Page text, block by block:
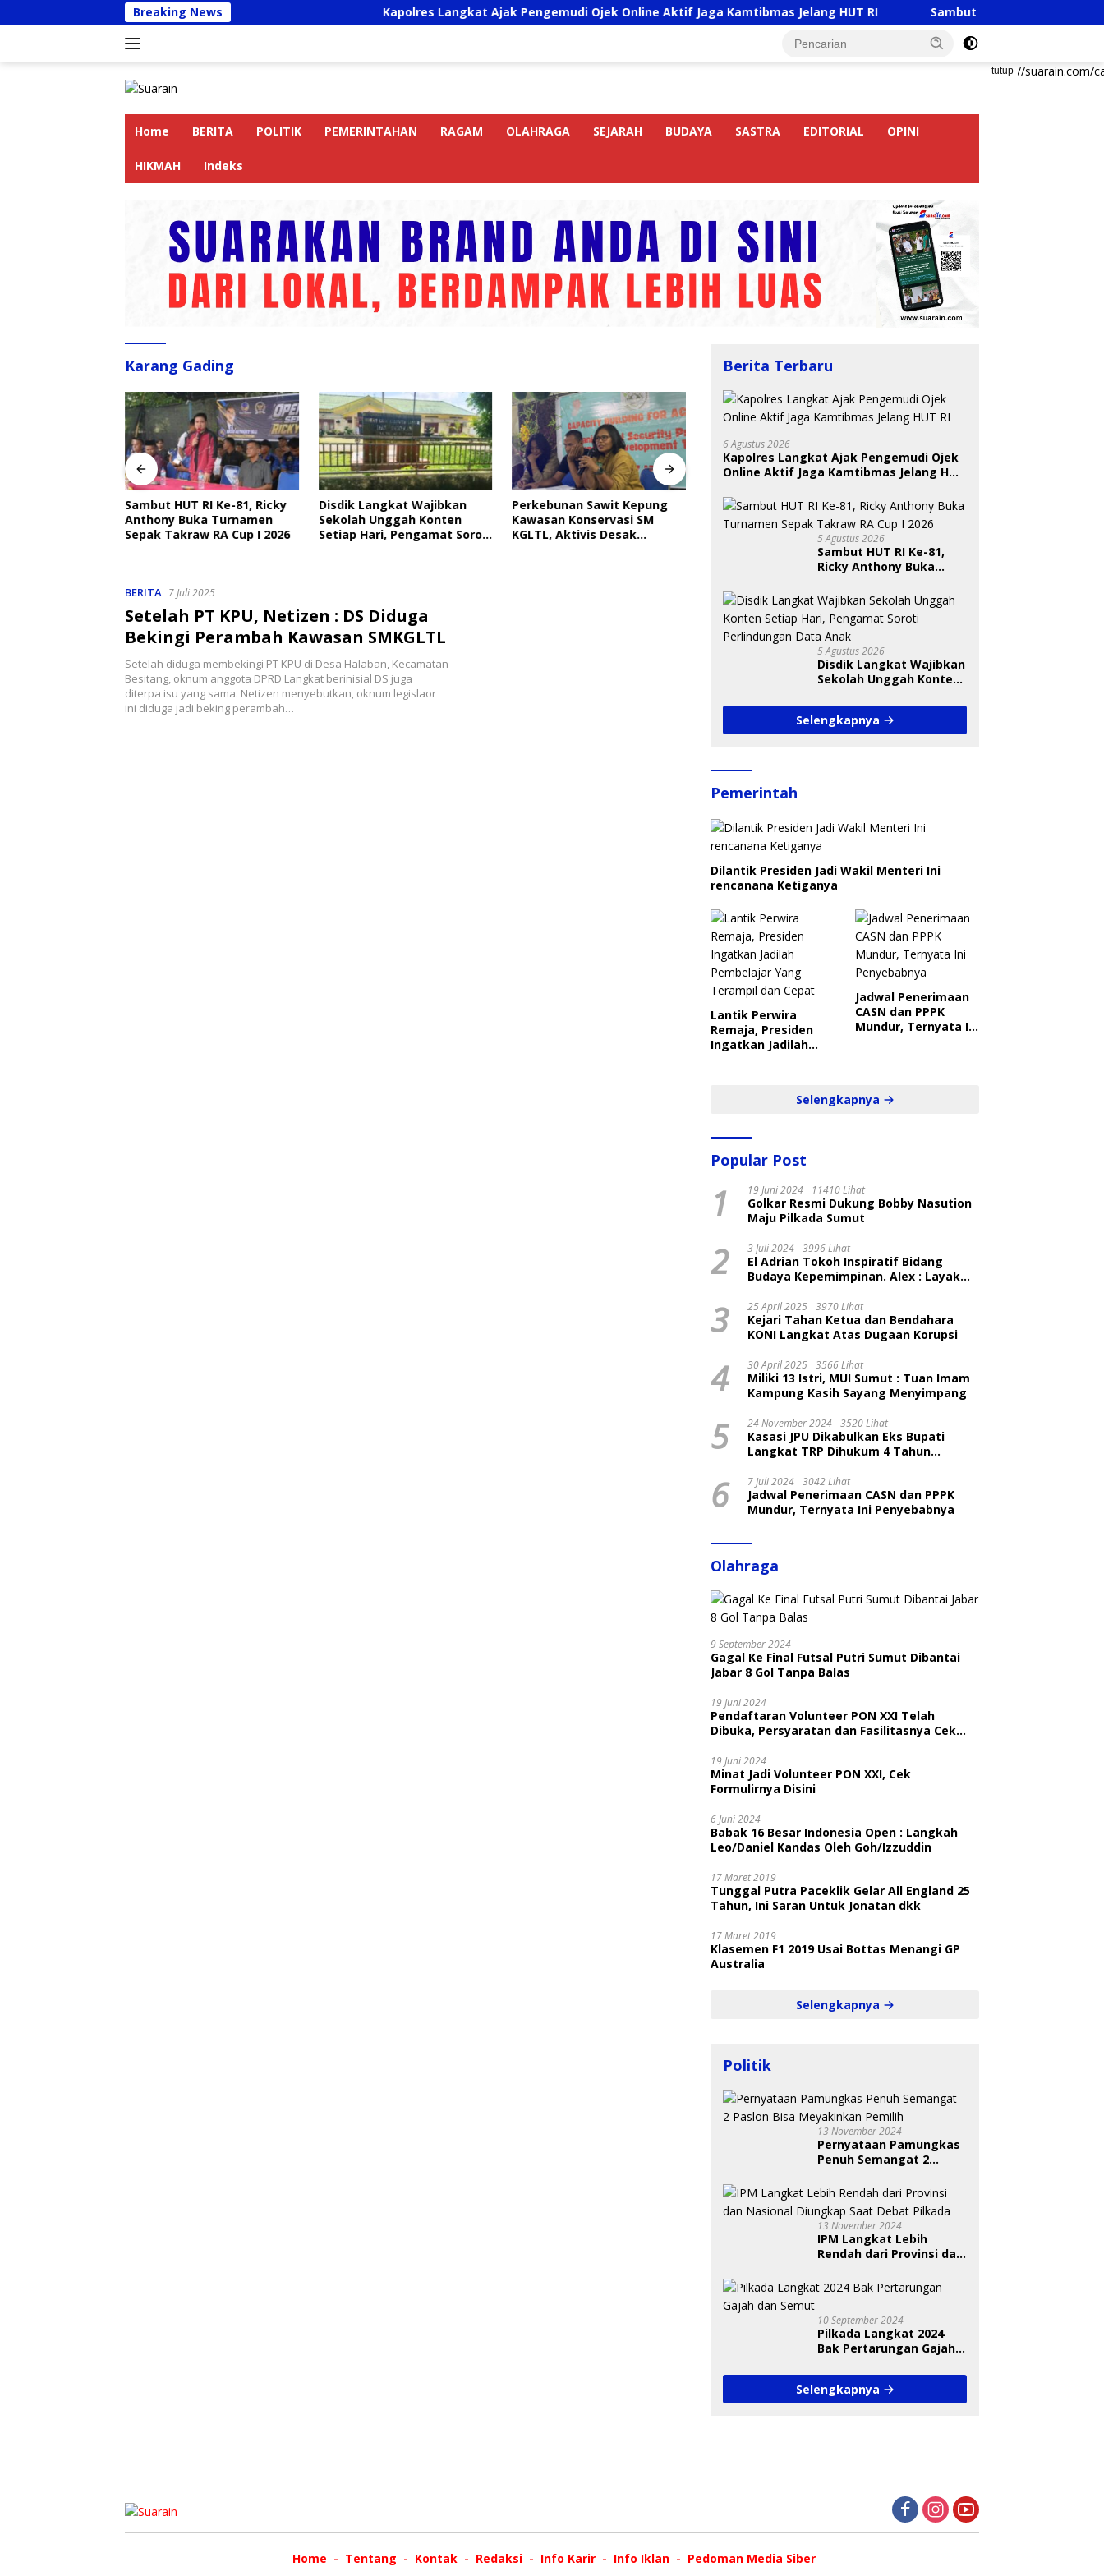
ke
Breaking News Kapolres Langkat Ajak Pengemudi Ojek Online Aktif Jaga Kamtibmas Jelang HUT RI Sambut HUT RI Ke-81, Ricky Anthony
tutup
https://suarain.com/
Home BERITA POLITIK PEMERINTAHAN RAGAM OLAHRAGA SEJARAH BUDAYA SASTRA EDITORIAL OPINI
HIKMAH Indeks
Karang Gading
Sambut HUT RI Ke-81, Ricky
Anthony Buka Turnamen
Sepak Takraw RA Cup I 2026
Disdik Langkat Wajibkan
Sekolah Unggah Konten
Setiap Hari, Pengamat Soroti
Perkebunan Sawit Kepung
Kawasan Konservasi SM
KGLTL, Aktivis Desak
Indri Nugraheni: Festival
Sayang Anak Harus Jadi
Gerakan Berkelanjutan
Perlindungan Anak
BKSDA Segera Evaluasi
Perkebunan Sawit di
Langkat
BERITA 7 Juli 2025
Setelah PT KPU, Netizen : DS Diduga
Bekingi Perambah Kawasan SMKGLTL
Setelah diduga membekingi PT KPU di Desa Halaban, Kecamatan
Besitang, oknum anggota DPRD Langkat berinisial DS juga
diterpa isu yang sama. Netizen menyebutkan, oknum legislaor
ini diduga jadi beking perambah…
Berita Terbaru
6 Agustus 2026
Kapolres Langkat Ajak Pengemudi Ojek
Online Aktif Jaga Kamtibmas Jelang HUT
5 Agustus 2026
Sambut HUT RI Ke-81,
Ricky Anthony Buka
Takraw RA Cup I 2026
5 Agustus 2026
Disdik Langkat Wajibkan
Sekolah Unggah Konten
Soroti Perlindungan
Data Anak
Selengkapnya
Pemerintah
Dilantik Presiden Jadi Wakil Menteri Ini
rencanana Ketiganya
Lantik Perwira
Remaja, Presiden
Ingatkan Jadilah
Jadwal Penerimaan
CASN dan PPPK
Mundur, Ternyata Ini
Selengkapnya
Popular Post
1 19 Juni 2024 11410 Lihat
Golkar Resmi Dukung Bobby Nasution
Maju Pilkada Sumut
2 3 Juli 2024 3996 Lihat
El Adrian Tokoh Inspiratif Bidang
Budaya Kepemimpinan. Alex : Layak
3 25 April 2025 3970 Lihat
Kejari Tahan Ketua dan Bendahara
KONI Langkat Atas Dugaan Korupsi
4 30 April 2025 3566 Lihat
Miliki 13 Istri, MUI Sumut : Tuan Imam
Kampung Kasih Sayang Menyimpang
5 24 November 2024 3520 Lihat
Kasasi JPU Dikabulkan Eks Bupati
Langkat TRP Dihukum 4 Tahun
6 7 Juli 2024 3042 Lihat
Jadwal Penerimaan CASN dan PPPK
Mundur, Ternyata Ini Penyebabnya
Olahraga
9 September 2024
Gagal Ke Final Futsal Putri Sumut Dibantai
Jabar 8 Gol Tanpa Balas
19 Juni 2024
Pendaftaran Volunteer PON XXI Telah
Dibuka, Persyaratan dan Fasilitasnya Cek
19 Juni 2024
Minat Jadi Volunteer PON XXI, Cek
Formulirnya Disini
6 Juni 2024
Babak 16 Besar Indonesia Open : Langkah
Leo/Daniel Kandas Oleh Goh/Izzuddin
17 Maret 2019
Tunggal Putra Paceklik Gelar All England 25
Tahun, Ini Saran Untuk Jonatan dkk
17 Maret 2019
Klasemen F1 2019 Usai Bottas Menangi GP
Australia
Selengkapnya
Politik
13 November 2024
Pernyataan Pamungkas
Penuh Semangat 2
Pemilih
13 November 2024
IPM Langkat Lebih
Rendah dari Provinsi dan
Debat Pilkada
10 September 2024
Pilkada Langkat 2024
Bak Pertarungan Gajah
Selengkapnya
Home Tentang Kontak Redaksi Info Karir Info Iklan
Pedoman Media Siber